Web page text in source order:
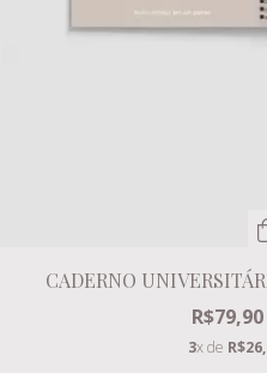
CADERNO
R$79,90
3x de